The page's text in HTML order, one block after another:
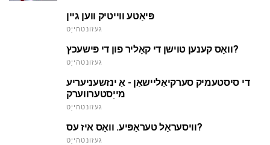
פּיאַטע ווייטיק ווען גיין
געזונטהייַט
וואָס קענען טוישן די קאָליר פון די פּישעכץ?
געזונטהייַט
די סיסטעמיק סערקיאַליישאַן - אַ ינזשעניעריע
מייַסטערווערק
געזונטהייַט
וויסעראַל טעראַפּיע. וואָס איז עס?
געזונטהייַט